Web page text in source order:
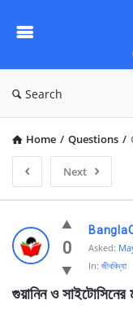
Search
Home / Questions /
Next
Ask
Questions
BanglaQuiz
0
Asked:
In: জীববিদ্যা
গুয়ানিন ও